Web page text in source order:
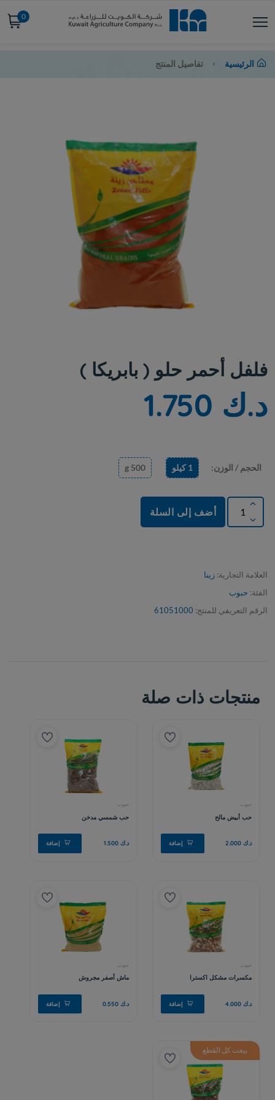
0
الرئيسية تفاصيل المنتج
فلفل أحمر حلو ( بابريكا )
د.ك 1.750
الحجم / الوزن: 1 كيلو 500 g
أضف إلى السلة
العلامة التجارية: زينا
الفئة: حبوب
الرقم التعريفي للمنتج: 61051000
منتجات ذات صلة
بيعت كل القطع